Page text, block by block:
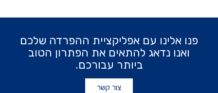
פנו אלינו עם אפליקציית ההפרדה שלכם
ואנו נדאג להתאים את הפתרון הטוב
ביותר עבורכם.
צור קשר